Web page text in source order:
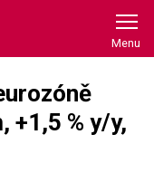
+1,5 % y/y,